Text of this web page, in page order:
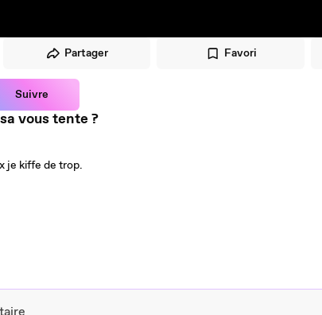
Partager Favori
Suivre
vous tente ?
je kiffe de trop.